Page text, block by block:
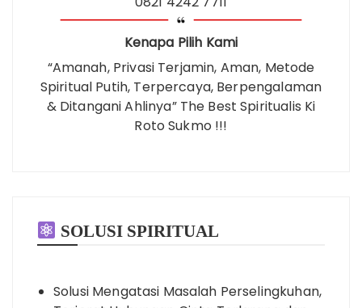
Kenapa Pilih Kami
“Amanah, Privasi Terjamin, Aman, Metode
Spiritual Putih, Terpercaya, Berpengalaman
& Ditangani Ahlinya” The Best Spiritualis Ki
Roto Sukmo !!!
SOLUSI SPIRITUAL
Solusi Mengatasi Masalah Perselingkuhan,